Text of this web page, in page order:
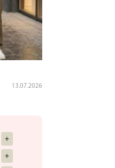
13.07.2026
+
+